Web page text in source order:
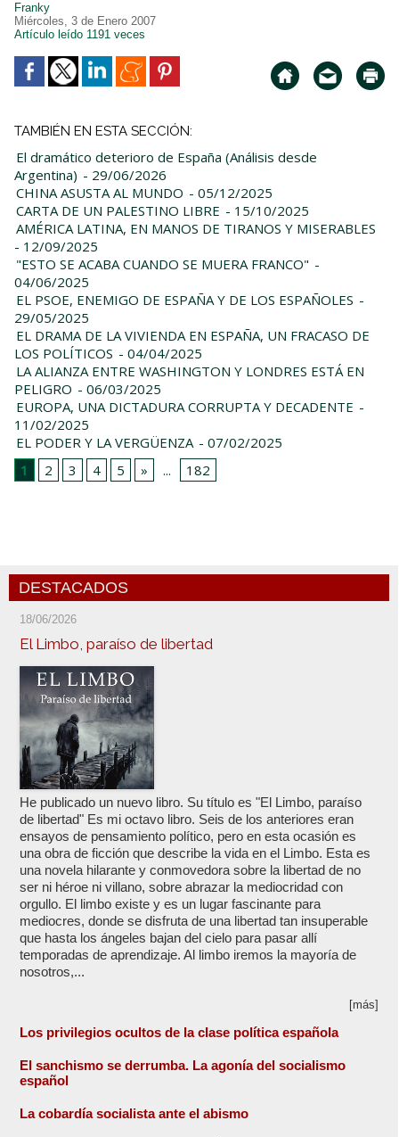
Franky
Miércoles, 3 de Enero 2007
Artículo leído 1191 veces
TAMBIÉN EN ESTA SECCIÓN:
El dramático deterioro de España (Análisis desde
Argentina) - 29/06/2026
CHINA ASUSTA AL MUNDO - 05/12/2025
CARTA DE UN PALESTINO LIBRE - 15/10/2025
AMÉRICA LATINA, EN MANOS DE TIRANOS Y MISERABLES
- 12/09/2025
"ESTO SE ACABA CUANDO SE MUERA FRANCO" -
04/06/2025
EL PSOE, ENEMIGO DE ESPAÑA Y DE LOS ESPAÑOLES -
29/05/2025
EL DRAMA DE LA VIVIENDA EN ESPAÑA, UN FRACASO DE
LOS POLÍTICOS - 04/04/2025
LA ALIANZA ENTRE WASHINGTON Y LONDRES ESTÁ EN
PELIGRO - 06/03/2025
EUROPA, UNA DICTADURA CORRUPTA Y DECADENTE -
11/02/2025
EL PODER Y LA VERGÜENZA - 07/02/2025
1
2 3 4 5 » ... 182
DESTACADOS
18/06/2026
El Limbo, paraíso de libertad
He publicado un nuevo libro. Su título es "El Limbo, paraíso
de libertad" Es mi octavo libro. Seis de los anteriores eran
ensayos de pensamiento político, pero en esta ocasión es
una obra de ficción que describe la vida en el Limbo. Esta es
una novela hilarante y conmovedora sobre la libertad de no
ser ni héroe ni villano, sobre abrazar la mediocridad con
orgullo. El limbo existe y es un lugar fascinante para
mediocres, donde se disfruta de una libertad tan insuperable
que hasta los ángeles bajan del cielo para pasar allí
temporadas de aprendizaje. Al limbo iremos la mayoría de
nosotros,...
[más]
Los privilegios ocultos de la clase política española
El sanchismo se derrumba. La agonía del socialismo
español
La cobardía socialista ante el abismo